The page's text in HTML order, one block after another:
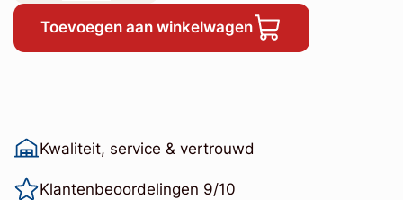
Toevoegen aan winkelwagen
Kwaliteit, service & vertrouwd
Klantenbeoordelingen 9/10